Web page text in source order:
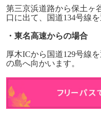
第三京浜道路から保土ヶ
口に出て、国道134号線を
・東名高速からの場合
厚木ICから国道129号線
の島へ向かいます。